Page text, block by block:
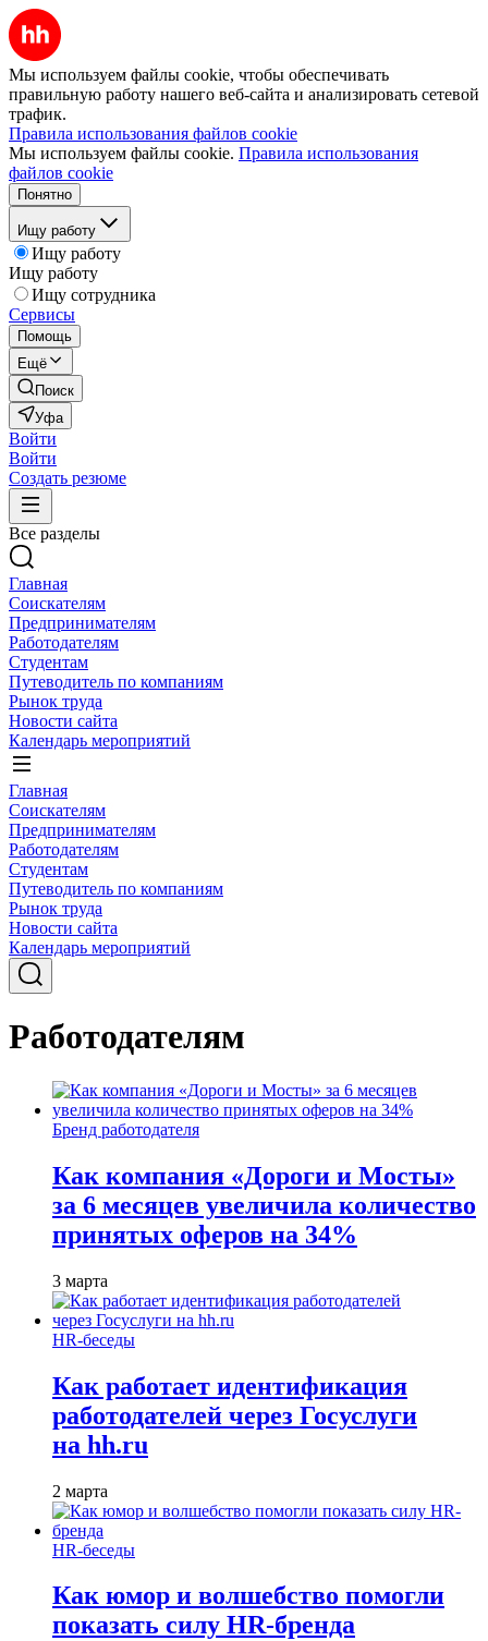
Мы используем файлы cookie, чтобы обеспечивать
правильную работу нашего веб-сайта и анализировать сетевой
трафик.
Правила использования файлов cookie
Мы используем файлы cookie. Правила использования
файлов cookie
Понятно
Ищу работу
Ищу работу
Ищу работу
Ищу сотрудника
Сервисы
Помощь
Ещё
Поиск
Уфа
Войти
Войти
Создать резюме
Все разделы
Главная
Соискателям
Предпринимателям
Работодателям
Студентам
Путеводитель по компаниям
Рынок труда
Новости сайта
Календарь мероприятий
Главная
Соискателям
Предпринимателям
Работодателям
Студентам
Путеводитель по компаниям
Рынок труда
Новости сайта
Календарь мероприятий
Работодателям
Бренд работодателя
Как компания «Дороги и Мосты»
за 6 месяцев увеличила количество
принятых оферов на 34%
3 марта
HR-беседы
Как работает идентификация
работодателей через Госуслуги
на hh.ru
2 марта
HR-беседы
Как юмор и волшебство помогли
показать силу HR-бренда